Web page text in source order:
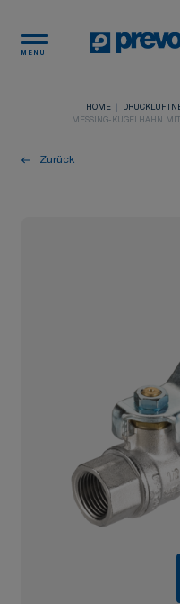
MENU
HOME
MESSING-KUGELHAHN
Zurück